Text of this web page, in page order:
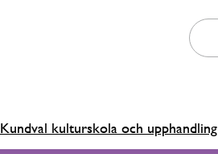
Kundval kulturskola och upphandling